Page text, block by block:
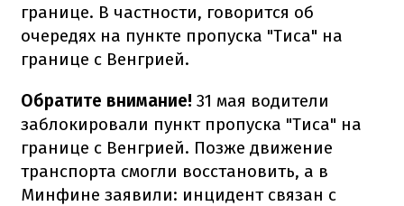
границе. В частности, говорится об
очередях на пункте пропуска "Тиса" на
границе с Венгрией.
Обратите внимание! 31 мая водители
заблокировали пункт пропуска "Тиса" на
границе с Венгрией. Позже движение
транспорта смогли восстановить, а в
Минфине заявили: инцидент связан с